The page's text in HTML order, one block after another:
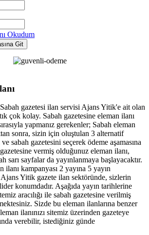
Okudum
gazetesi ilan servisi Ajans Yitik'e ait olan
çok kolay. Sabah gazetesine eleman ilanı
yapmanız gerekenler; Sabah eleman
sonra, sizin için oluştulan 3 alternatif
sabah gazetesini seçerek ödeme aşamasına
vermiş olduğunuz eleman ilanı,
sarı sayfalar da yayınlanmaya başlayacaktır.
ilanı kampanyası 2 yayına 5 yayın
Yitik gazete ilan sektöründe, sizlerin
konumdadır. Aşağıda yayın tarihlerine
aracılığı ile sabah gazetesine verilmiş
Sizde bu eleman ilanlarına benzer
ilanınızı sitemiz üzerinden gazeteye
verebilir, istediğiniz günde